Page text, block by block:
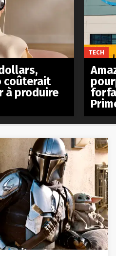
coûterait
à produire
TECH